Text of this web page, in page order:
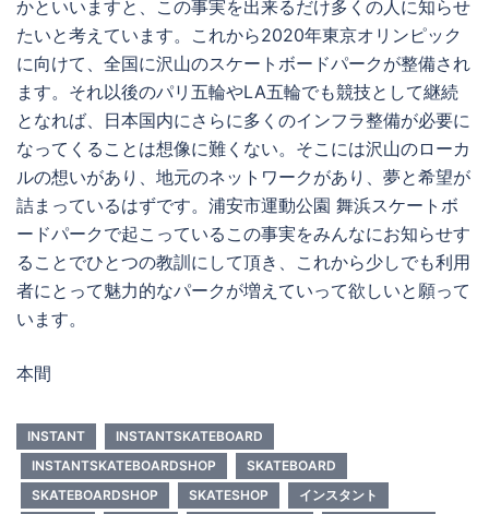
かといいますと、この事実を出来るだけ多くの人に知らせ
たいと考えています。これから2020年東京オリンピック
に向けて、全国に沢山のスケートボードパークが整備され
ます。それ以後のパリ五輪やLA五輪でも競技として継続
となれば、日本国内にさらに多くのインフラ整備が必要に
なってくることは想像に難くない。そこには沢山のローカ
ルの想いがあり、地元のネットワークがあり、夢と希望が
詰まっているはずです。浦安市運動公園 舞浜スケートボ
ードパークで起こっているこの事実をみんなにお知らせす
ることでひとつの教訓にして頂き、これから少しでも利用
者にとって魅力的なパークが増えていって欲しいと願って
います。
本間
INSTANT
INSTANTSKATEBOARD
INSTANTSKATEBOARDSHOP
SKATEBOARD
SKATEBOARDSHOP
SKATESHOP インスタント